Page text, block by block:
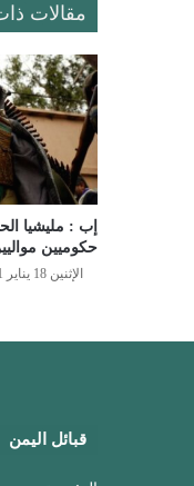
مقالات
إب : مليشيا
حكوميين
الإثنين 18 يناير 2021 - 11:18 مساءً
قبائل اليمن